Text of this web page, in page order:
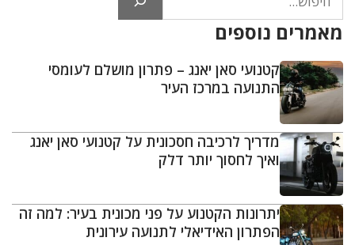
מאמרים נוספים
קטנועי סאן יאנג – פתרון מושלם לעומסי
התנועה במרכז העיר
מדריך לרכיבה חסכונית על קטנועי סאן יאנג
ואיך לחסוך יותר דלק
יתרונות הקטנוע על פני מכונית בעיר: למה זה
הפתרון האידיאלי לתנועה עירונית